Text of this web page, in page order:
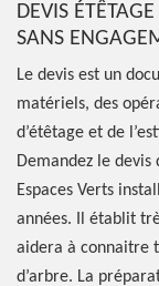
DEVIS ÉTÊTAGE
SANS
Le devis est un
matériels, des
d’étêtage et de
Demandez le devis
Espaces Verts
années. Il établit
aidera à connaitre
d’arbre. La